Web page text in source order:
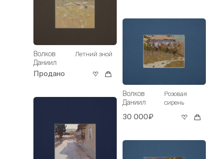
Волков
Даниил
Летний зной
Продано
Волков
Даниил
Розовая
сирень
30 000₽